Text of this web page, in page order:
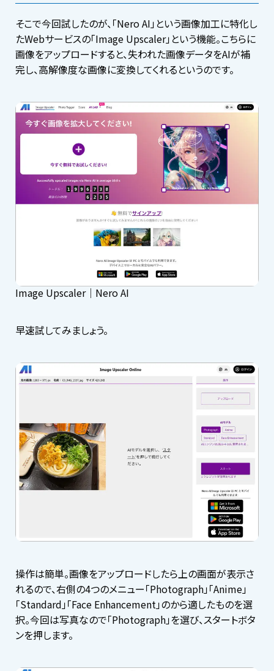
そこで今回試したのが、「Nero AI」という画像加工に特化し
たWebサービスの「Image Upscaler」という機能。こちらに
画像をアップロードすると、失われた画像データをAIが補
完し、高解像度な画像に変換してくれるというのです。
Image Upscaler｜Nero AI
早速試してみましょう。
操作は簡単。画像をアップロードしたら上の画面が表示さ
れるので、右側の4つのメニュー「Photograph」「Anime」
「Standard」「Face Enhancement」のから適したものを選
択。今回は写真なので「Photograph」を選び、スタートボタ
ンを押します。